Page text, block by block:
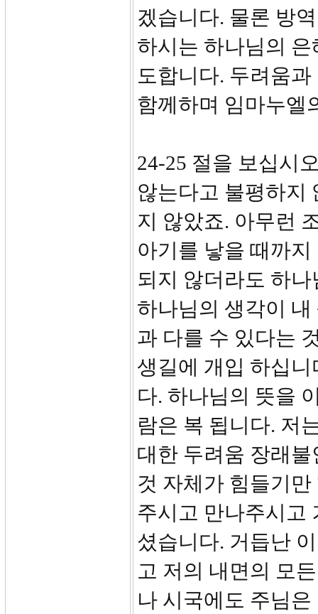
겠습니다. 물론 방
하시는 하나님의
도합니다. 두려움
함께하며 임마누엘
24-25 절을 보십시
않는다고 불평하지
지 않았죠. 아무런
아기를 낳을 때까
되지 않더라도 하
하나님의 생각이
과 다를 수 있다는
생길에 개입 하십
다. 하나님의 뜻을
람은 복 됩니다. 저
대한 두려움 장래
것 자체가 힘들기
주시고 만나주시고
셨습니다. 거듭난
고 저의 내면의 모
나 시국에도 주님